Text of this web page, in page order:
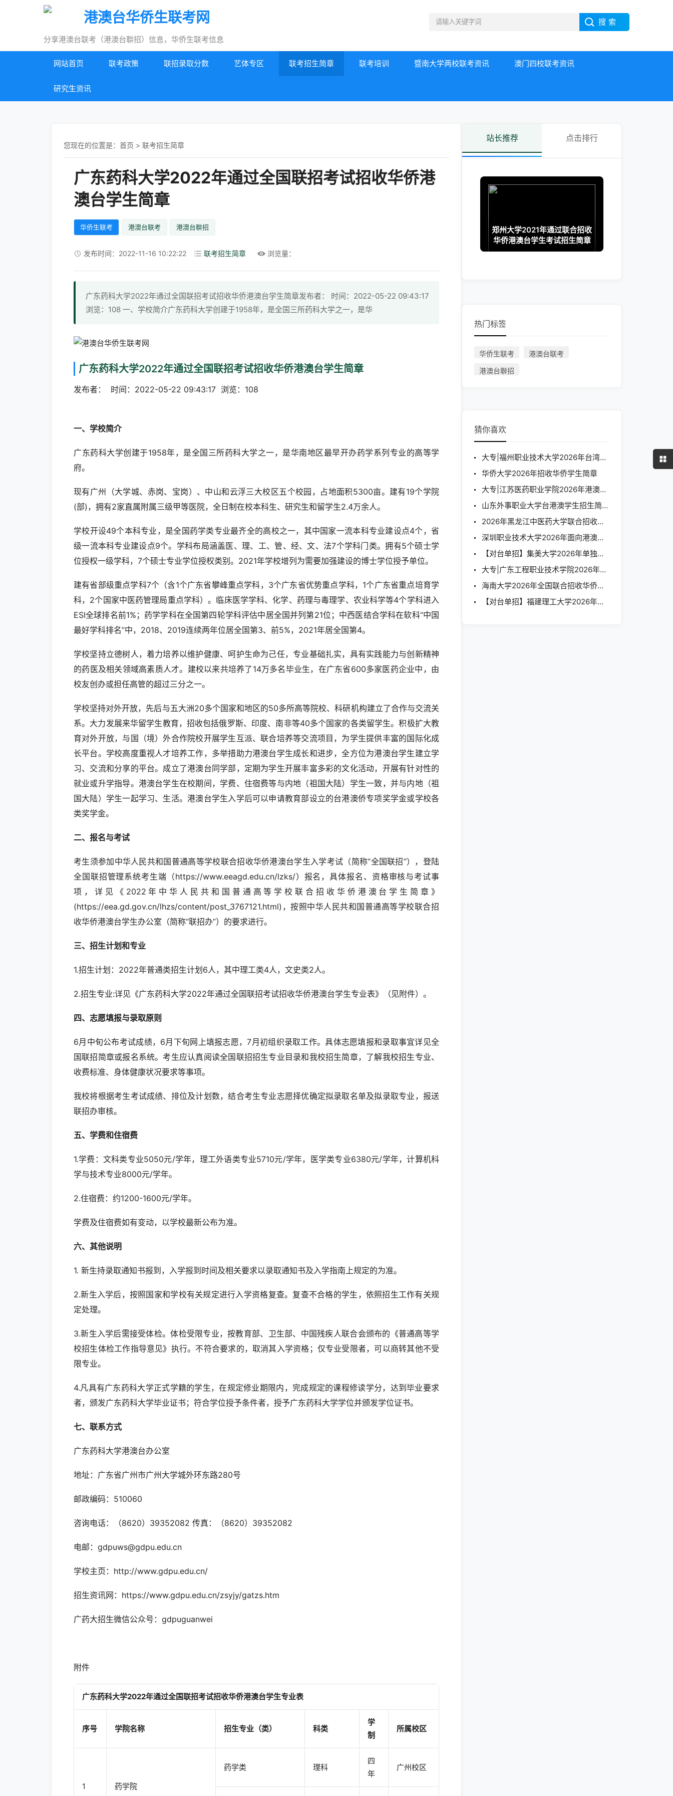
港澳台华侨生联考网
分享港澳台联考（港澳台聨招）信息，华侨生联考信息
网站首页 联考政策 联招录取分数 艺体专区 联考招生简章 联考培训 暨南大学两校联考资讯 澳门四校联考资讯
研究生资讯
您现在的位置是： 首页 > 联考招生简章
广东药科大学2022年通过全国联招考试招收华侨港
澳台学生简章
华侨生联考 港澳台联考 港澳台聨招
发布时间：2022-11-16 10:22:22 联考招生简章 浏览量：
广东药科大学2022年通过全国联招考试招收华侨港澳台学生简章发布者： 时间：2022-05-22 09:43:17
浏览：108 一、学校简介广东药科大学创建于1958年，是全国三所药科大学之一，是华
广东药科大学2022年通过全国联招考试招收华侨港澳台学生简章
发布者： 时间：2022-05-22 09:43:17 浏览：108
一、学校简介
广东药科大学创建于1958年，是全国三所药科大学之一，是华南地区最早开办药学系列专业的高等学
府。
现有广州（大学城、赤岗、宝岗）、中山和云浮三大校区五个校园，占地面积5300亩。建有19个学院
(部)，拥有2家直属附属三级甲等医院，全日制在校本科生、研究生和留学生2.4万余人。
学校开设49个本科专业，是全国药学类专业最齐全的高校之一，其中国家一流本科专业建设点4个，省
级一流本科专业建设点9个。学科布局涵盖医、理、工、管、经、文、法7个学科门类。拥有5个硕士学
位授权一级学科，7个硕士专业学位授权类别。2021年学校增列为需要加强建设的博士学位授予单位。
建有省部级重点学科7个（含1个广东省攀峰重点学科，3个广东省优势重点学科，1个广东省重点培育学
科，2个国家中医药管理局重点学科）。临床医学学科、化学、药理与毒理学、农业科学等4个学科进入
ESI全球排名前1%；药学学科在全国第四轮学科评估中居全国并列第21位；中西医结合学科在软科“中国
最好学科排名”中，2018、2019连续两年位居全国第3、前5%，2021年居全国第4。
学校坚持立德树人，着力培养以维护健康、呵护生命为己任，专业基础扎实，具有实践能力与创新精神
的药医及相关领域高素质人才。建校以来共培养了14万多名毕业生，在广东省600多家医药企业中，由
校友创办或担任高管的超过三分之一。
学校坚持对外开放，先后与五大洲20多个国家和地区的50多所高等院校、科研机构建立了合作与交流关
系。大力发展来华留学生教育，招收包括俄罗斯、印度、南非等40多个国家的各类留学生。积极扩大教
育对外开放，与国（境）外合作院校开展学生互派、联合培养等交流项目，为学生提供丰富的国际化成
长平台。学校高度重视人才培养工作，多举措助力港澳台学生成长和进步，全方位为港澳台学生建立学
习、交流和分享的平台。成立了港澳台同学部，定期为学生开展丰富多彩的文化活动，开展有针对性的
就业或升学指导。港澳台学生在校期间，学费、住宿费等与内地（祖国大陆）学生一致，并与内地（祖
国大陆）学生一起学习、生活。港澳台学生入学后可以申请教育部设立的台港澳侨专项奖学金或学校各
类奖学金。
二、报名与考试
考生须参加中华人民共和国普通高等学校联合招收华侨港澳台学生入学考试（简称“全国联招”），登陆
全国联招管理系统考生端（https://www.eeagd.edu.cn/lzks/）报名，具体报名、资格审核与考试事
项，详见《2022年中华人民共和国普通高等学校联合招收华侨港澳台学生简章》
(https://eea.gd.gov.cn/lhzs/content/post_3767121.html)，按照中华人民共和国普通高等学校联合招
收华侨港澳台学生办公室（简称“联招办”）的要求进行。
三、招生计划和专业
1.招生计划：2022年普通类招生计划6人，其中理工类4人，文史类2人。
2.招生专业:详见《广东药科大学2022年通过全国联招考试招收华侨港澳台学生专业表》（见附件）。
四、志愿填报与录取原则
6月中旬公布考试成绩，6月下旬网上填报志愿，7月初组织录取工作。具体志愿填报和录取事宜详见全
国联招简章或报名系统。考生应认真阅读全国联招招生专业目录和我校招生简章，了解我校招生专业、
收费标准、身体健康状况要求等事项。
我校将根据考生考试成绩、排位及计划数，结合考生专业志愿择优确定拟录取名单及拟录取专业，报送
联招办审核。
五、 学费和住宿费
1.学费：文科类专业5050元/学年，理工外语类专业5710元/学年，医学类专业6380元/学年，计算机科
学与技术专业8000元/学年。
2.住宿费：约1200-1600元/学年。
学费及住宿费如有变动，以学校最新公布为准。
六、 其他说明
1. 新生持录取通知书报到，入学报到时间及相关要求以录取通知书及入学指南上规定的为准。
2.新生入学后，按照国家和学校有关规定进行入学资格复查。复查不合格的学生，依照招生工作有关规
定处理。
3.新生入学后需接受体检。体检受限专业，按教育部、卫生部、中国残疾人联合会颁布的《普通高等学
校招生体检工作指导意见》执行。不符合要求的，取消其入学资格；仅专业受限者，可以商转其他不受
限专业。
4.凡具有广东药科大学正式学籍的学生，在规定修业期限内，完成规定的课程修读学分，达到毕业要求
者，颁发广东药科大学毕业证书；符合学位授予条件者，授予广东药科大学学位并颁发学位证书。
七、 联系方式
广东药科大学港澳台办公室
地址：广东省广州市广州大学城外环东路280号
邮政编码：510060
咨询电话：（8620）39352082 传真：（8620）39352082
电邮：gdpuws@gdpu.edu.cn
学校主页：http://www.gdpu.edu.cn/
招生资讯网：https://www.gdpu.edu.cn/zsyjy/gatzs.htm
广药大招生微信公众号：gdpuguanwei
附件
广东药科大学2022年通过全国联招考试招收华侨港澳台学生专业表
序号 学院名称 招生专业（类） 科类
学
制
所属校区
1 药学院
药学类 理科
四
年
广州校区
站长推荐 点击排行
郑州大学2021年通过联合招收
华侨港澳台学生考试招生简章
热门标签
华侨生联考
港澳台联考
港澳台聨招
猜你喜欢
大专|福州职业技术大学2026年台湾学生招生简章及报名表
华侨大学2026年招收华侨学生简章
大专|江苏医药职业学院2026年港澳台学生招生简章
山东外事职业大学台港澳学生招生简章（2026）
2026年黑龙江中医药大学联合招收华侨港澳台学生简章
深圳职业技术大学2026年面向港澳台地区单独招生简章
【对台单招】集美大学2026年单独招收台湾学生简章
大专|广东工程职业技术学院2026年招收港澳台地区学生招生章程
海南大学2026年全国联合招收华侨港澳台学生简章
【对台单招】福建理工大学2026年单独招收台湾学生简章